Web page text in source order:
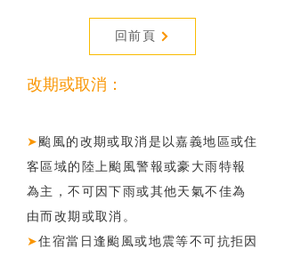
回前頁
改期或取消：
➤颱風的改期或取消是以嘉義地區或住
客區域的陸上颱風警報或豪大雨特報
為主，不可因下雨或其他天氣不佳為
由而改期或取消。
➤住宿當日逢颱風或地震等不可抗拒因